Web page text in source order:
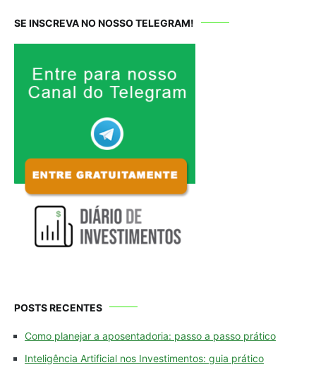
SE INSCREVA NO NOSSO TELEGRAM!
POSTS RECENTES
Como planejar a aposentadoria: passo a passo prático
Inteligência Artificial nos Investimentos: guia prático